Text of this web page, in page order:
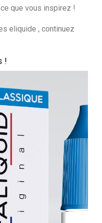
que vous inspirez !
eliquide , continuez
!